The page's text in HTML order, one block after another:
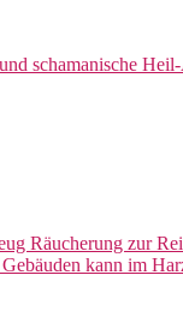
schamanische
Räucherung zur
Gebäuden kann im